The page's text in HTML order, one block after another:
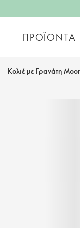
ΠΡΟΪΌΝΤΑ
Κολιέ με Γρανάτη